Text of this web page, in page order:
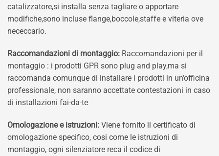
catalizzatore,si installa senza tagliare o apportare
modifiche,sono incluse flange,boccole,staffe e viteria ove
nececcario.
Raccomandazioni di montaggio: Raccomandazioni per il
montaggio : i prodotti GPR sono plug and play,ma si
raccomanda comunque di installare i prodotti in un’officina
professionale, non saranno accettate contestazioni in caso
di installazioni fai-da-te
Omologazione e istruzioni: Viene fornito il certificato di
omologazione specifico, cosi come le istruzioni di
montaggio, ogni silenziatore reca il codice di